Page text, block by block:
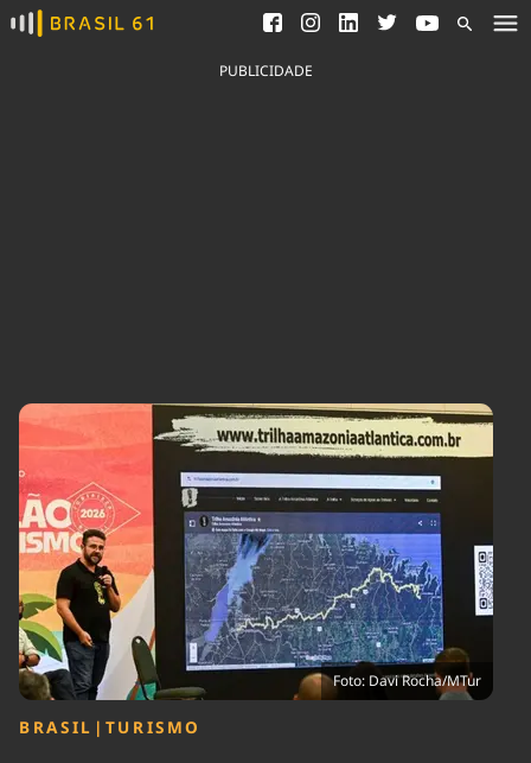
Ver todas as notícias
Saneamento
Indicadores
Agronegócios
Brasil
Brasil Mineral
Ciência &
Tecnologia
Cinema
Comportamento
Cultura
Economia
Educação
Infraestrutura
Internacional
Meio Ambiente
Podcast
Política
Saúde
Tempo
PUBLICIDADE
Foto: Davi Rocha/MTur
BRASIL | TURISMO